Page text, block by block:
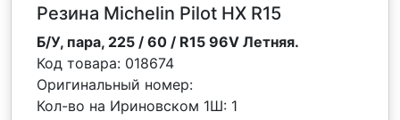
Резина Michelin Pilot HX R15
Б/У, пара, 225 / 60 / R15 96V Летняя.
Код товара: 018674
Оригинальный номер:
Кол-во на Ириновском 1Ш: 1